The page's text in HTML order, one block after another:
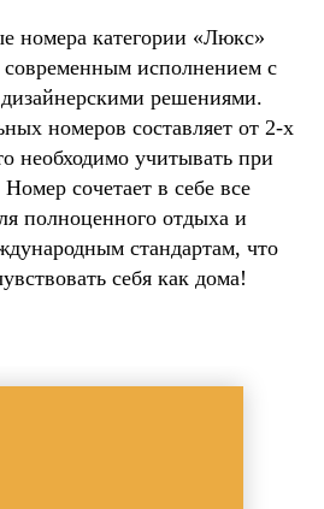
номера категории «Люкс»
современным исполнением с
решениями.
номеров составляет от 2-х
необходимо учитывать при
сочетает в себе все
полноценного отдыха и
стандартам, что
себя как дома!